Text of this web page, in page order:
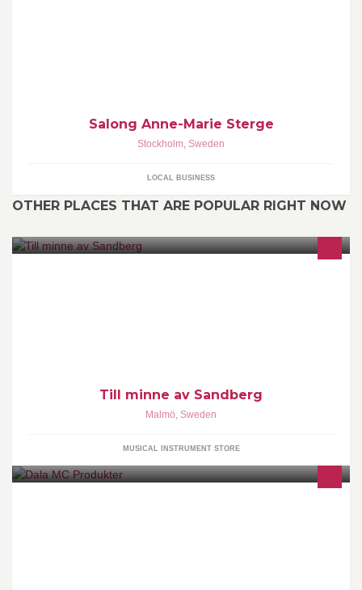
Salong Anne-Marie Sterge
Stockholm, Sweden
LOCAL BUSINESS
OTHER PLACES THAT ARE POPULAR RIGHT NOW
Till minne av Sandberg
Malmö, Sweden
MUSICAL INSTRUMENT STORE